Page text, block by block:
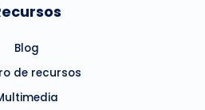
Blog
de recursos